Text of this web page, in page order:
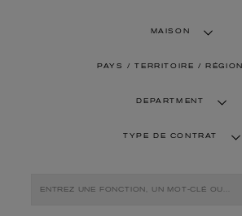
MAISON
PAYS / TERRITOIRE / RÉGION
DEPARTMENT
TYPE DE CONTRAT